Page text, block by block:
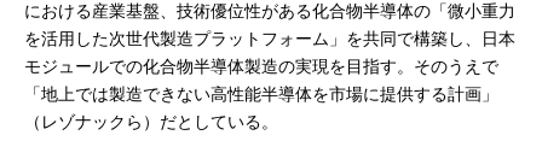
における産業基盤、技術優位性がある化合物半導体の「微小重力
を活用した次世代製造プラットフォーム」を共同で構築し、日本
モジュールでの化合物半導体製造の実現を目指す。そのうえで
「地上では製造できない高性能半導体を市場に提供する計画」
（レゾナックら）だとしている。